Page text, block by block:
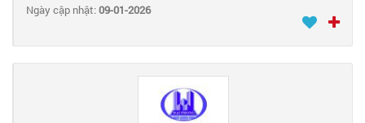
Ngày cập nhật:09-01-2026